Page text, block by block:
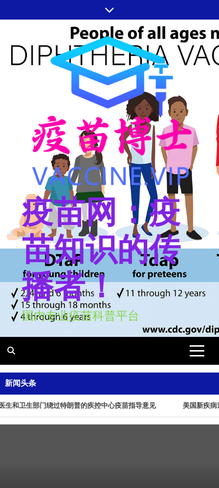
至
疫苗网：疫
苗知识的传
播者！
国内专业疫苗科普平台
新闻头条
和卫生部门绕过特朗普的疾控中心疫苗指导意见 美国新疾病